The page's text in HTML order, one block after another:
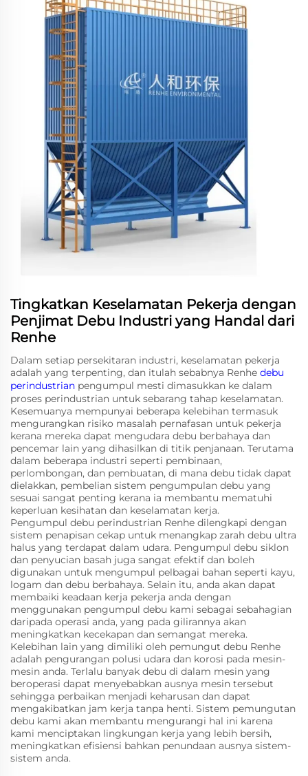
Tingkatkan Keselamatan Pekerja dengan
Penjimat Debu Industri yang Handal dari
Renhe
Dalam setiap persekitaran industri, keselamatan pekerja
adalah yang terpenting, dan itulah sebabnya Renhe debu
perindustrian pengumpul mesti dimasukkan ke dalam
proses perindustrian untuk sebarang tahap keselamatan.
Kesemuanya mempunyai beberapa kelebihan termasuk
mengurangkan risiko masalah pernafasan untuk pekerja
kerana mereka dapat mengudara debu berbahaya dan
pencemar lain yang dihasilkan di titik penjanaan. Terutama
dalam beberapa industri seperti pembinaan,
perlombongan, dan pembuatan, di mana debu tidak dapat
dielakkan, pembelian sistem pengumpulan debu yang
sesuai sangat penting kerana ia membantu mematuhi
keperluan kesihatan dan keselamatan kerja.
Pengumpul debu perindustrian Renhe dilengkapi dengan
sistem penapisan cekap untuk menangkap zarah debu ultra
halus yang terdapat dalam udara. Pengumpul debu siklon
dan penyucian basah juga sangat efektif dan boleh
digunakan untuk mengumpul pelbagai bahan seperti kayu,
logam dan debu berbahaya. Selain itu, anda akan dapat
membaiki keadaan kerja pekerja anda dengan
menggunakan pengumpul debu kami sebagai sebahagian
daripada operasi anda, yang pada gilirannya akan
meningkatkan kecekapan dan semangat mereka.
Kelebihan lain yang dimiliki oleh pemungut debu Renhe
adalah pengurangan polusi udara dan korosi pada mesin-
mesin anda. Terlalu banyak debu di dalam mesin yang
beroperasi dapat menyebabkan ausnya mesin tersebut
sehingga perbaikan menjadi keharusan dan dapat
mengakibatkan jam kerja tanpa henti. Sistem pemungutan
debu kami akan membantu mengurangi hal ini karena
kami menciptakan lingkungan kerja yang lebih bersih,
meningkatkan efisiensi bahkan penundaan ausnya sistem-
sistem anda.